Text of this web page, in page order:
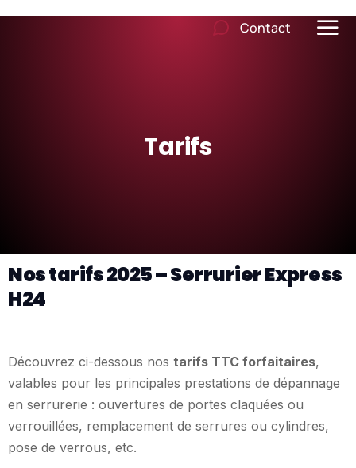
Contact
Tarifs
Nos tarifs 2025 – Serrurier Express
H24
Découvrez ci-dessous nos tarifs TTC forfaitaires,
valables pour les principales prestations de dépannage
en serrurerie : ouvertures de portes claquées ou
verrouillées, remplacement de serrures ou cylindres,
pose de verrous, etc.